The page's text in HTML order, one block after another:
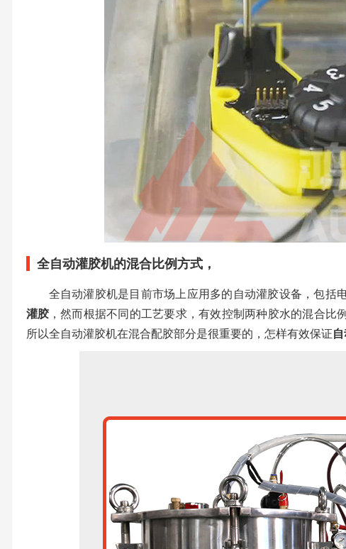
全自动灌胶机的混合比例方式，
全自动灌胶机是目前市场上应用多的自动灌胶设备，包括
灌胶 ，然而根据不同的工艺要求，有效控制两种胶水的混合
所以全自动灌胶机在混合配胶部分是很重要的，怎样有效保证